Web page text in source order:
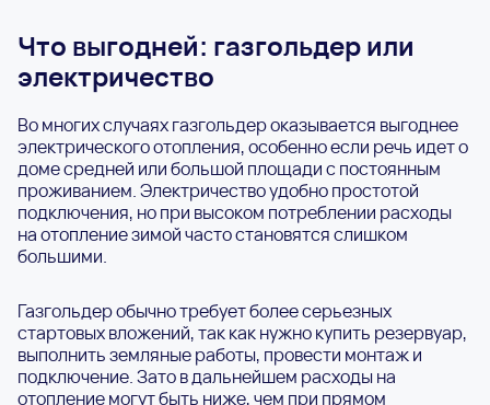
Что выгодней: газгольдер или
электричество
Во многих случаях газгольдер оказывается выгоднее
электрического отопления, особенно если речь идет о
доме средней или большой площади с постоянным
проживанием. Электричество удобно простотой
подключения, но при высоком потреблении расходы
на отопление зимой часто становятся слишком
большими.
Газгольдер обычно требует более серьезных
стартовых вложений, так как нужно купить резервуар,
выполнить земляные работы, провести монтаж и
подключение. Зато в дальнейшем расходы на
отопление могут быть ниже, чем при прямом